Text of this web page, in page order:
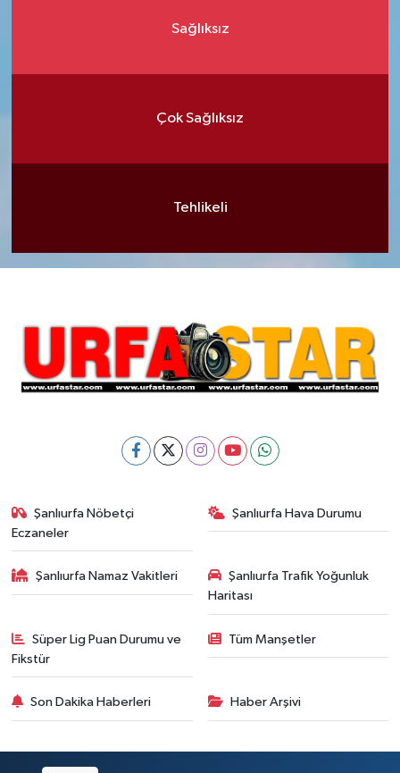
Sağlıksız
Çok Sağlıksız
Tehlikeli
Şanlıurfa Nöbetçi
Eczaneler
Şanlıurfa Hava Durumu
Şanlıurfa Namaz Vakitleri
Şanlıurfa Trafik Yoğunluk
Haritası
Süper Lig Puan Durumu ve
Fikstür
Tüm Manşetler
Son Dakika Haberleri Haber Arşivi